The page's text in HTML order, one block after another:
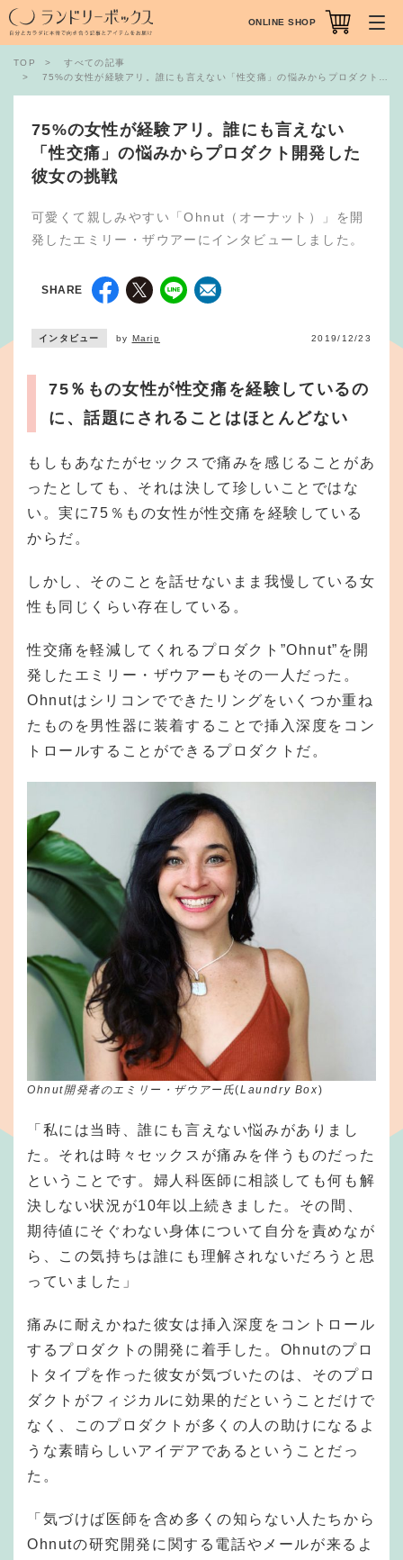
TOP
すべての記事
75%の女性が経験アリ。誰にも言えない「性交痛」の悩みからプロダクト開発した彼女の挑戦
75%の女性が経験アリ。誰にも言えない
「性交痛」の悩みからプロダクト開発した
彼女の挑戦
可愛くて親しみやすい「Ohnut（オーナット）」を開
発したエミリー・ザウアーにインタビューしました。
SHARE
インタビュー by Marip 2019/12/23
75％もの女性が性交痛を経験しているの
に、話題にされることはほとんどない
もしもあなたがセックスで痛みを感じることがあ
ったとしても、それは決して珍しいことではな
い。実に75％もの女性が性交痛を経験している
からだ。
しかし、そのことを話せないまま我慢している女
性も同じくらい存在している。
性交痛を軽減してくれるプロダクト”Ohnut”を開
発したエミリー・ザウアーもその一人だった。
Ohnutはシリコンでできたリングをいくつか重ね
たものを男性器に装着することで挿入深度をコン
トロールすることができるプロダクトだ。
Ohnut開発者のエミリー・ザウアー氏(Laundry Box)
「私には当時、誰にも言えない悩みがありまし
た。それは時々セックスが痛みを伴うものだった
ということです。婦人科医師に相談しても何も解
決しない状況が10年以上続きました。その間、
期待値にそぐわない身体について自分を責めなが
ら、この気持ちは誰にも理解されないだろうと思
っていました」
痛みに耐えかねた彼女は挿入深度をコントロール
するプロダクトの開発に着手した。Ohnutのプロ
トタイプを作った彼女が気づいたのは、そのプロ
ダクトがフィジカルに効果的だということだけで
なく、このプロダクトが多くの人の助けになるよ
うな素晴らしいアイデアであるということだっ
た。
「気づけば医師を含め多くの知らない人たちから
Ohnutの研究開発に関する電話やメールが来るよ
ONLINE SHOP